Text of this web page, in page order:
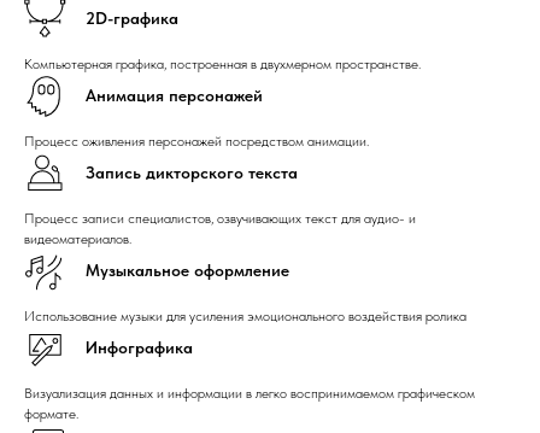
2D-графика
Компьютерная графика, построенная в двухмерном пространстве.
Анимация персонажей
Процесс оживления персонажей посредством анимации.
Запись дикторского текста
Процесс записи специалистов, озвучивающих текст для аудио- и
видеоматериалов.
Музыкальное оформление
Использование музыки для усиления эмоционального воздействия ролика
Инфографика
Визуализация данных и информации в легко воспринимаемом графическом
формате.